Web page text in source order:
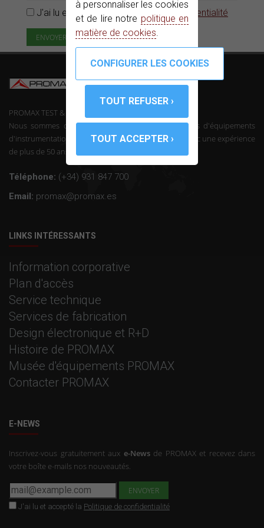
à personnaliser les cookies
et de lire notre politique en
matière de cookies.
J'ai lu et accepté la Politique de confidentialité
PROMAX TEST & MEASUREMENT, SLU ©
Nous sommes des fabricants de télécommunications d'équipements
d'instrumentation et l'électronique professionnelle avec une expérience
de plus de 50 ans dans le secteur.
Téléphone: (+34) 931 847 700
Email: promax@promax.es
LINKS INTÉRESSANTS
Information corporative
Plan d'accès
Service technique
Services de fabrication
Design électronique et R+D
Histoire de PROMAX
Musée d'équipements PROMAX
Contacter PROMAX
E-NEWS
Inscrivez-vous gratuitement aux e-Newsde PROMAX et recevez dans
votre boîte e-mails nos nouveautés.
J'ai lu et accepté la Politique de confidentialité